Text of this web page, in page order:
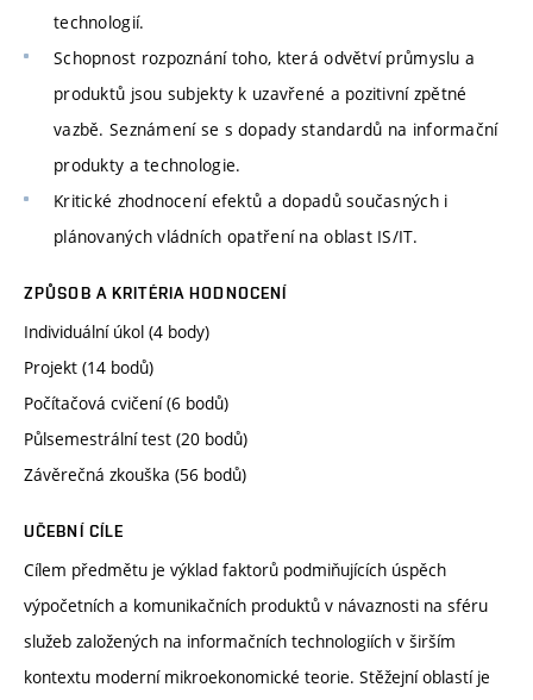
technologií.
Schopnost rozpoznání toho, která odvětví průmyslu a
produktů jsou subjekty k uzavřené a pozitivní zpětné
vazbě. Seznámení se s dopady standardů na informační
produkty a technologie.
Kritické zhodnocení efektů a dopadů současných i
plánovaných vládních opatření na oblast IS/IT.
ZPŮSOB A KRITÉRIA HODNOCENÍ
Individuální úkol (4 body)
Projekt (14 bodů)
Počítačová cvičení (6 bodů)
Půlsemestrální test (20 bodů)
Závěrečná zkouška (56 bodů)
UČEBNÍ CÍLE
Cílem předmětu je výklad faktorů podmiňujících úspěch
výpočetních a komunikačních produktů v návaznosti na sféru
služeb založených na informačních technologiích v širším
kontextu moderní mikroekonomické teorie. Stěžejní oblastí je